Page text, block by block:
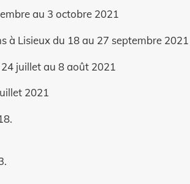
au 3 octobre 2021
à Lisieux du 18 au 27 septembre 2021
juillet au 8 août 2021
2021